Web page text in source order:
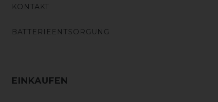
KONTAKT
BATTERIEENTSORGUNG
EINKAUFEN